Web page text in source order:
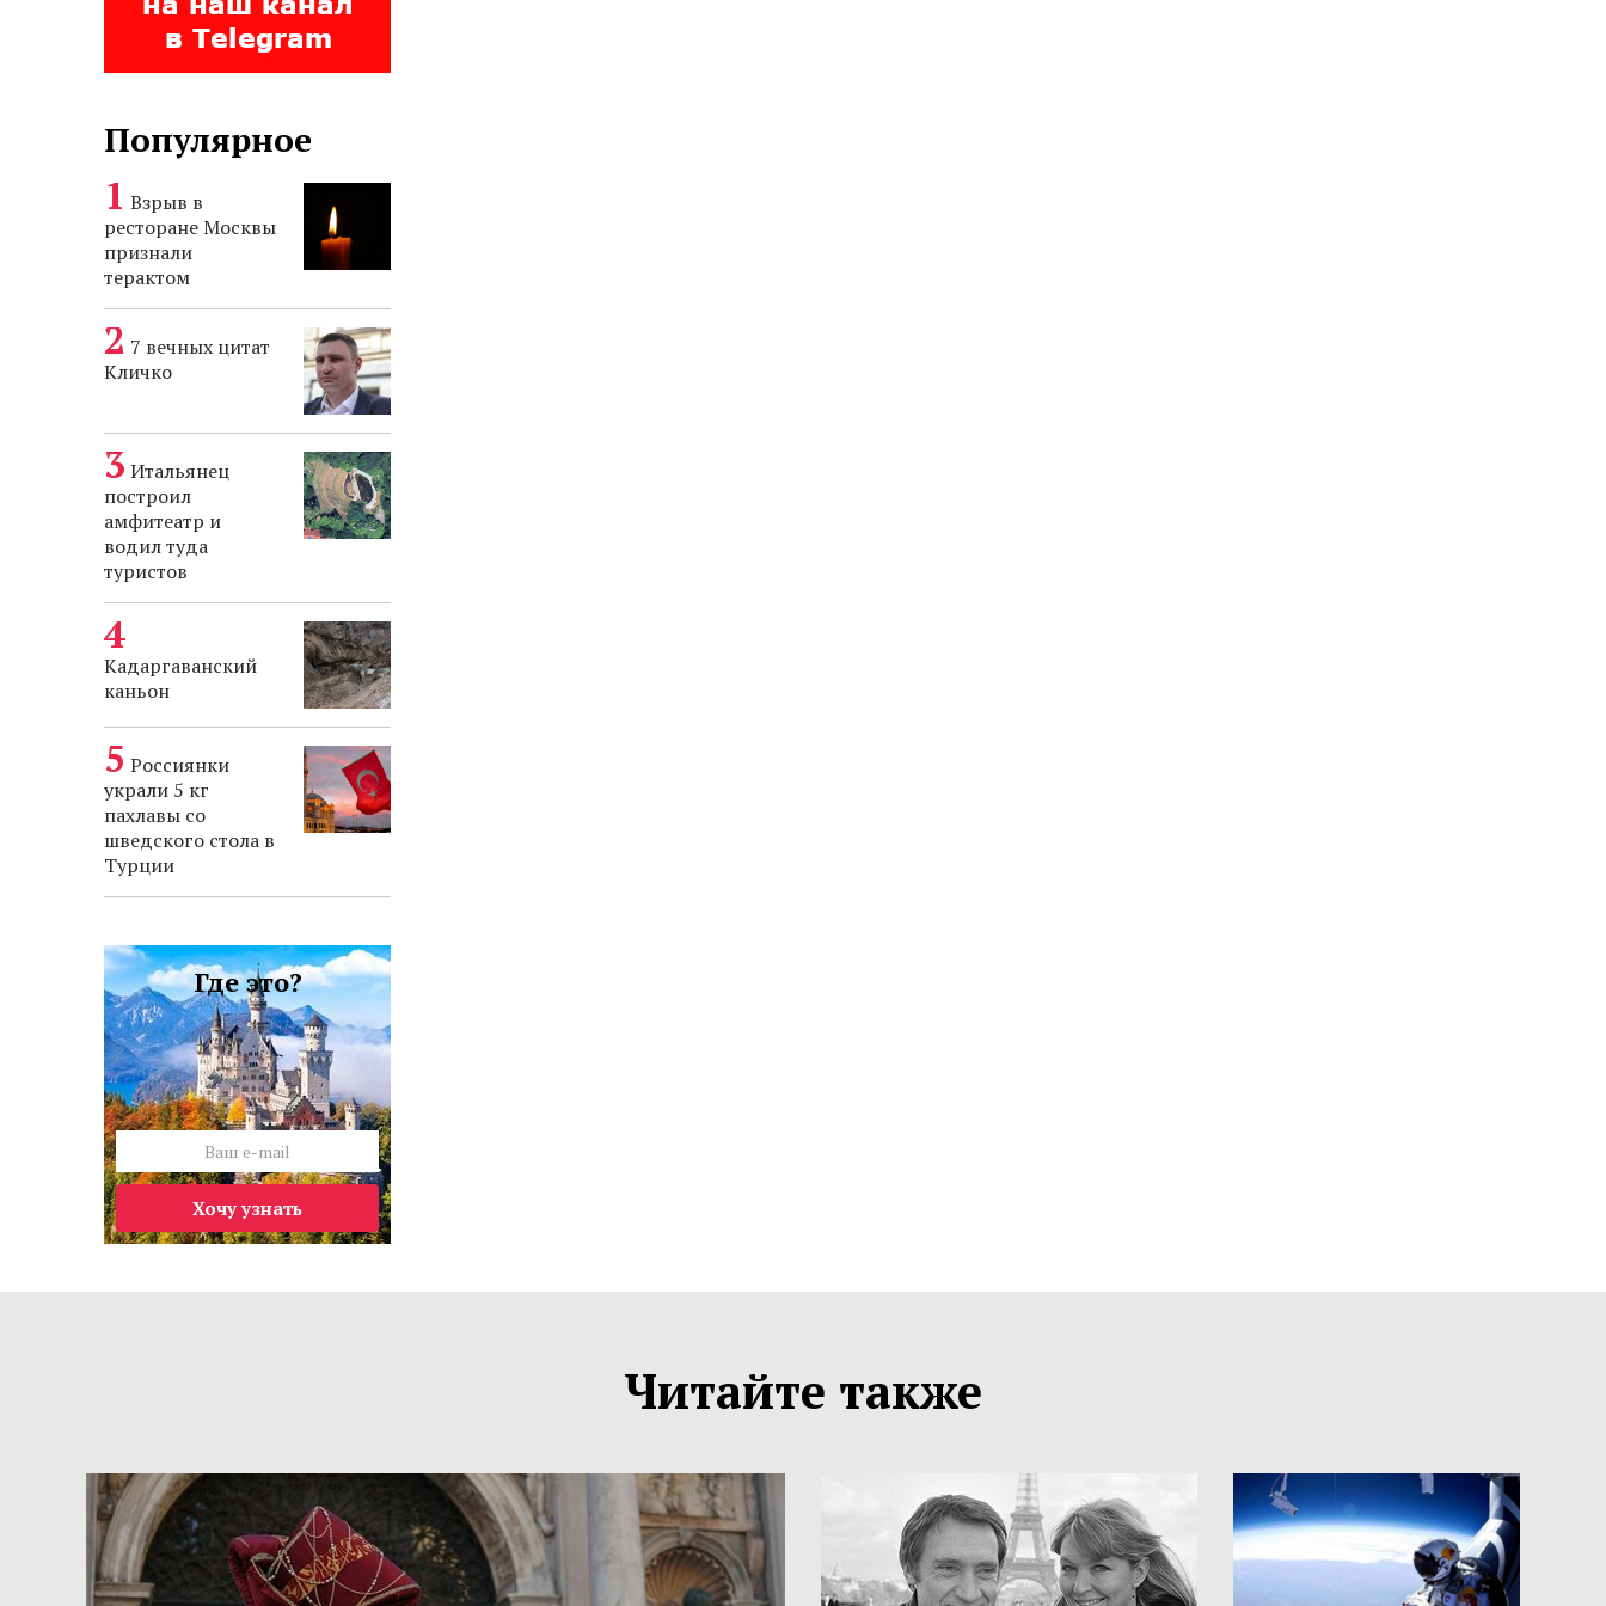
Популярное
Взрыв в
ресторане Москвы
признали
терактом
7 вечных цитат
Кличко
Итальянец
построил
амфитеатр и
водил туда
туристов
Кадаргаванский
каньон
Россиянки
украли 5 кг
пахлавы со
шведского стола в
Турции
Где это?
Хочу узнать
Читайте также